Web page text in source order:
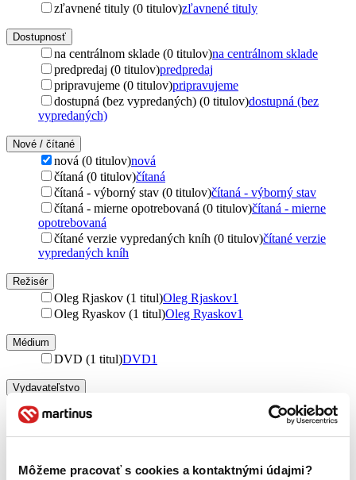
Môžeme pracovať s cookies a kontaktnými údajmi?
zľavnené tituly (0 titulov)zľavnené tituly
Dostupnosť
na centrálnom sklade (0 titulov)na centrálnom sklade
predpredaj (0 titulov)predpredaj
pripravujeme (0 titulov)pripravujeme
dostupná (bez vypredaných) (0 titulov)dostupná (bez
vypredaných)
Nové / čítané
nová (0 titulov)nová
čítaná (0 titulov)čítaná
čítaná - výborný stav (0 titulov)čítaná - výborný stav
čítaná - mierne opotrebovaná (0 titulov)čítaná - mierne
opotrebovaná
čítané verzie vypredaných kníh (0 titulov)čítané verzie
vypredaných kníh
Režisér
Oleg Rjaskov (1 titul)Oleg Rjaskov1
Oleg Ryaskov (1 titul)Oleg Ryaskov1
Médium
DVD (1 titul)DVD1
Vydavateľstvo
Zoradiť